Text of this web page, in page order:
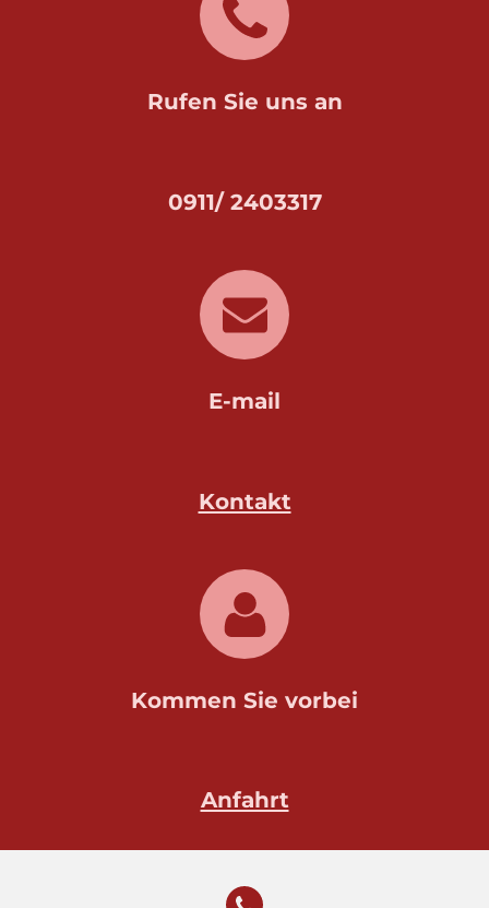
Rufen Sie uns an
0911/ 2403317
E-mail
Kontakt
Kommen Sie vorbei
Anfahrt